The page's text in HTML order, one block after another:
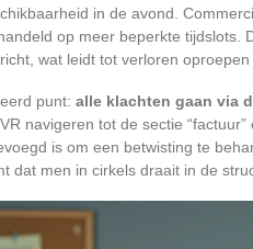
in de avond.
op meer beperkte tijdslots.
wat leidt tot verloren
punt: alle klachten gaan via
navigeren tot de sectie
is om een betwisting te
dat men in cirkels draait in de